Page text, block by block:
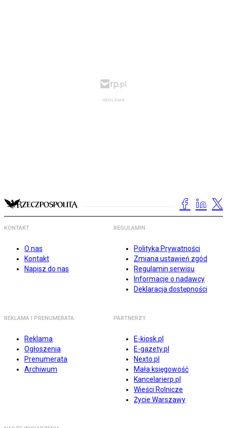
KONTAKT
O nas
Kontakt
Napisz do nas
REGULAMIN
Polityka Prywatności
Zmiana ustawień zgód
Regulamin serwisu
Informacje o nadawcy
Deklaracja dostępności
REKLAMA I PRENUMERATA
Reklama
Ogłoszenia
Prenumerata
Archiwum
PARTNERZY
E-kiosk.pl
E-gazety.pl
Nexto.pl
Mała księgowość
Kancelarierp.pl
Wieści Rolnicze
Życie Warszawy